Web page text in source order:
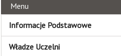
Menu
Informacje Podstawowe
Władze Uczelni